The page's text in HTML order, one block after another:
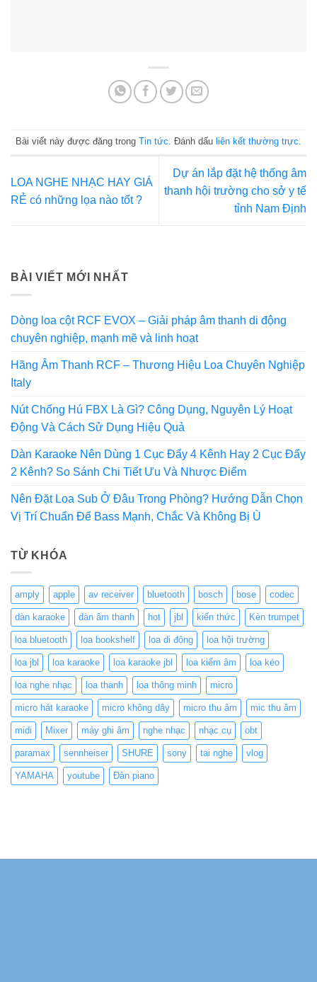
Bài viết này được đăng trong Tin tức. Đánh dấu liên kết thường trực.
LOA NGHE NHẠC HAY GIÁ
RẺ có những lọa nào tốt ?
Dự án lắp đặt hệ thống âm
thanh hội trường cho sở y tế
tỉnh Nam Định
BÀI VIẾT MỚI NHẤT
Dòng loa cột RCF EVOX – Giải pháp âm thanh di động
chuyên nghiệp, mạnh mẽ và linh hoạt
Hãng Âm Thanh RCF – Thương Hiệu Loa Chuyên Nghiệp
Italy
Nút Chống Hú FBX Là Gì? Công Dụng, Nguyên Lý Hoạt
Động Và Cách Sử Dụng Hiệu Quả
Dàn Karaoke Nên Dùng 1 Cục Đẩy 4 Kênh Hay 2 Cục Đẩy
2 Kênh? So Sánh Chi Tiết Ưu Và Nhược Điểm
Nên Đặt Loa Sub Ở Đâu Trong Phòng? Hướng Dẫn Chọn
Vị Trí Chuẩn Để Bass Mạnh, Chắc Và Không Bị Ù
TỪ KHÓA
amply apple av receiver bluetooth bosch bose codec
dàn karaoke dàn âm thanh hot jbl kiến thức Kèn trumpet
loa bluetooth loa bookshelf loa di động loa hội trường
loa jbl loa karaoke loa karaoke jbl loa kiểm âm loa kéo
loa nghe nhạc loa thanh loa thông minh micro
micro hát karaoke micro không dây micro thu âm mic thu âm
midi Mixer máy ghi âm nghe nhạc nhạc cụ obt
paramax sennheiser SHURE sony tai nghe vlog
YAMAHA youtube Đàn piano